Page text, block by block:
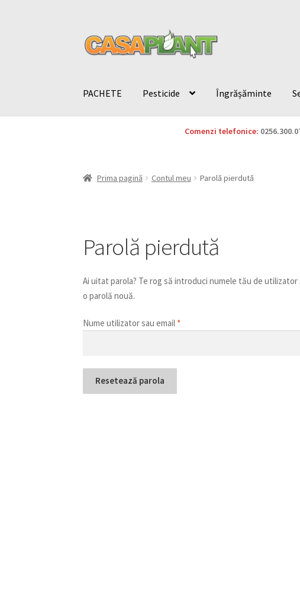
PACHETE Pesticide Îngrășăminte
Comenzi telefonice:
Prima pagină Contul meu Parolă pierdută
Parolă pierdută
Ai uitat parola? Te rog să introduci numele tău de
o parolă nouă.
Nume utilizator sau email *Obligatoriu
Resetează parola